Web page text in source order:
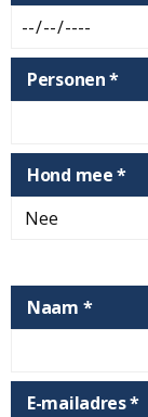
Personen *
Hond mee *
Naam *
E-mailadres *